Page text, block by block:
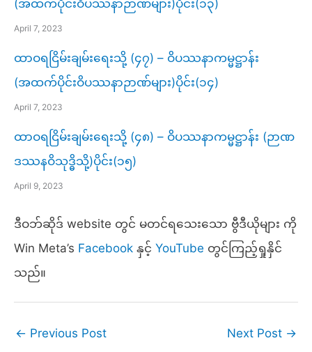
(အထက်ပိုင်းဝိပဿနာဉာဏ်များ)ပိုင်း(၁၃)
April 7, 2023
ထာဝရငြိမ်းချမ်းရေးသို့ (၄၇) – ဝိပဿနာကမ္မဋ္ဌာန်း
(အထက်ပိုင်းဝိပဿနာဉာဏ်များ)ပိုင်း(၁၄)
April 7, 2023
ထာဝရငြိမ်းချမ်းရေးသို့ (၄၈) – ဝိပဿနာကမ္မဋ္ဌာန်း (ဉာဏ
ဒဿနဝိသုဒ္ဓိသို့)ပိုင်း(၁၅)
April 9, 2023
ဒီဝဘ်ဆိုဒ် website တွင် မတင်ရသေးသော ဗွီဒီယိုများ ကို
Win Meta’s Facebook နှင့် YouTube တွင်ကြည့်ရှုနှိင်
သည်။
← Previous Post Next Post →